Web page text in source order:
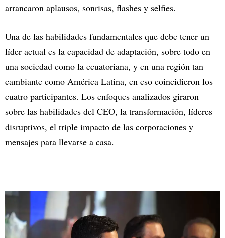
arrancaron aplausos, sonrisas, flashes y selfies.
Una de las habilidades fundamentales que debe tener un
líder actual es la capacidad de adaptación, sobre todo en
una sociedad como la ecuatoriana, y en una región tan
cambiante como América Latina, en eso coincidieron los
cuatro participantes. Los enfoques analizados giraron
sobre las habilidades del CEO, la transformación, líderes
disruptivos, el triple impacto de las corporaciones y
mensajes para llevarse a casa.